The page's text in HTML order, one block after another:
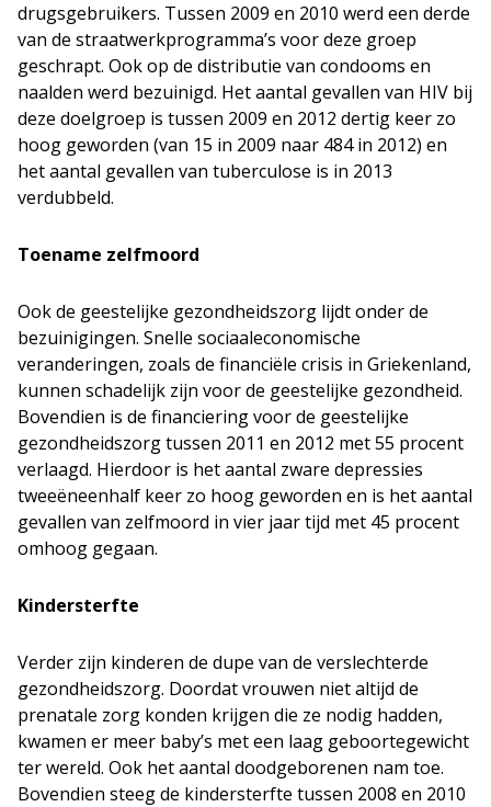
drugsgebruikers. Tussen 2009 en 2010 werd een derde
van de straatwerkprogramma’s voor deze groep
geschrapt. Ook op de distributie van condooms en
naalden werd bezuinigd. Het aantal gevallen van HIV bij
deze doelgroep is tussen 2009 en 2012 dertig keer zo
hoog geworden (van 15 in 2009 naar 484 in 2012) en
het aantal gevallen van tuberculose is in 2013
verdubbeld.
Toename zelfmoord
Ook de geestelijke gezondheidszorg lijdt onder de
bezuinigingen. Snelle sociaaleconomische
veranderingen, zoals de financiële crisis in Griekenland,
kunnen schadelijk zijn voor de geestelijke gezondheid.
Bovendien is de financiering voor de geestelijke
gezondheidszorg tussen 2011 en 2012 met 55 procent
verlaagd. Hierdoor is het aantal zware depressies
tweeëneenhalf keer zo hoog geworden en is het aantal
gevallen van zelfmoord in vier jaar tijd met 45 procent
omhoog gegaan.
Kindersterfte
Verder zijn kinderen de dupe van de verslechterde
gezondheidszorg. Doordat vrouwen niet altijd de
prenatale zorg konden krijgen die ze nodig hadden,
kwamen er meer baby’s met een laag geboortegewicht
ter wereld. Ook het aantal doodgeborenen nam toe.
Bovendien steeg de kindersterfte tussen 2008 en 2010